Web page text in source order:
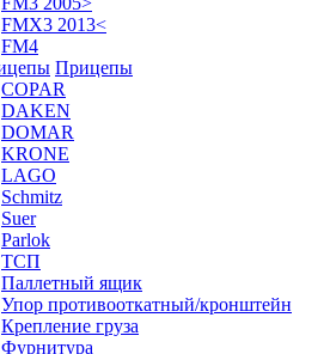
FMX3 2013<
FM4
Прицепы
COPAR
DAKEN
DOMAR
KRONE
LAGO
Schmitz
Suer
Parlok
ТСП
Паллетный ящик
Упор противооткатный/кронштейн
Крепление груза
Фурнитура